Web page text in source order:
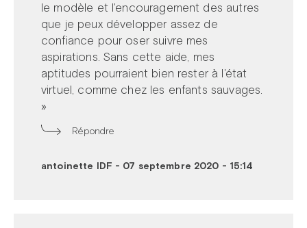
le modèle et l'encouragement des autres
que je peux développer assez de
confiance pour oser suivre mes
aspirations. Sans cette aide, mes
aptitudes pourraient bien rester à l'état
virtuel, comme chez les enfants sauvages.
»
Répondre
antoinette IDF - 07 septembre 2020 - 15:14